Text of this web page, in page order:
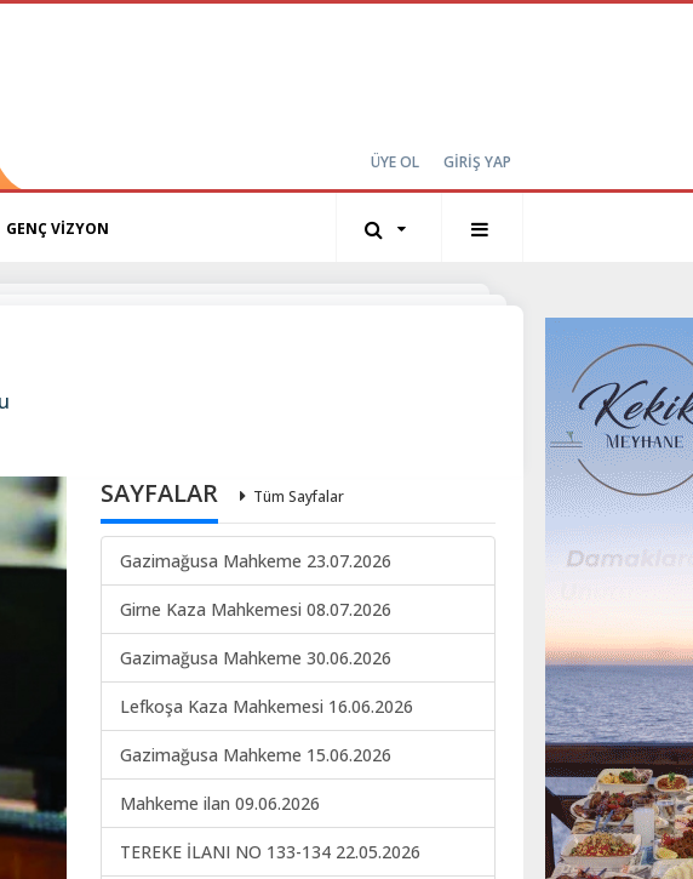
ÜYE OL GİRİŞ YAP
GENÇ VİZYON
SAYFALAR Tüm Sayfalar
Gazimağusa Mahkeme 23.07.2026
Girne Kaza Mahkemesi 08.07.2026
Gazimağusa Mahkeme 30.06.2026
Lefkoşa Kaza Mahkemesi 16.06.2026
Gazimağusa Mahkeme 15.06.2026
Mahkeme ilan 09.06.2026
TEREKE İLANI NO 133-134 22.05.2026